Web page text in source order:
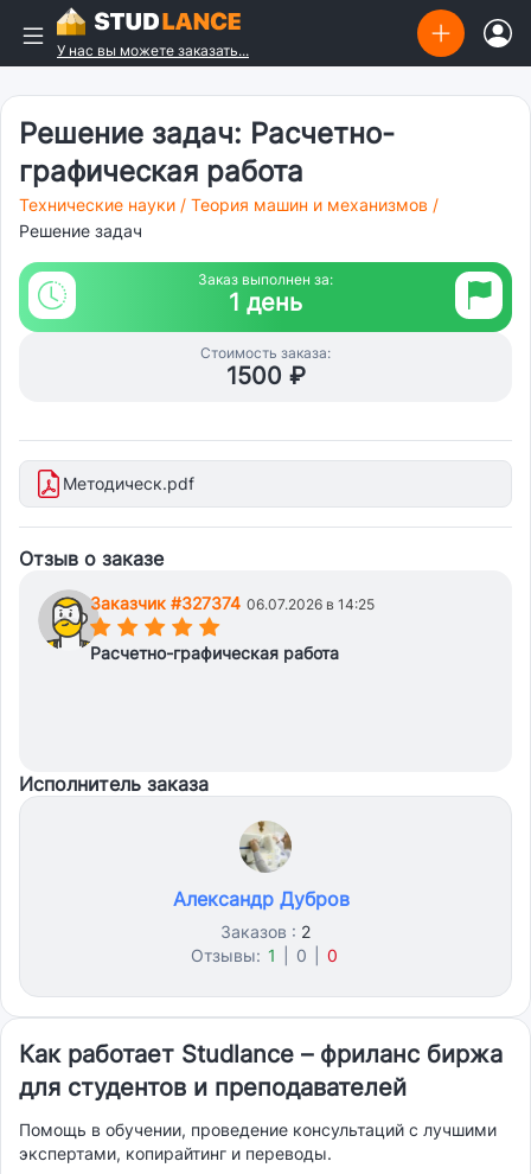
У нас вы можете заказать...
Решение задач: Расчетно-
графическая работа
Технические науки / Теория машин и механизмов /
Решение задач
Заказ выполнен за:
1 день
Стоимость заказа:
1500 ₽
Методическ.pdf
Отзыв о заказе
Заказчик #327374 06.07.2026 в 14:25
(*)(*)(*)(*)(*)
Расчетно-графическая работа
Исполнитель заказа
Александр Дубров
Заказов : 2
Отзывы: 1 0 0
Как работает Studlance – фриланс биржа
для студентов и преподавателей
Помощь в обучении, проведение консультаций с лучшими
экспертами, копирайтинг и переводы.